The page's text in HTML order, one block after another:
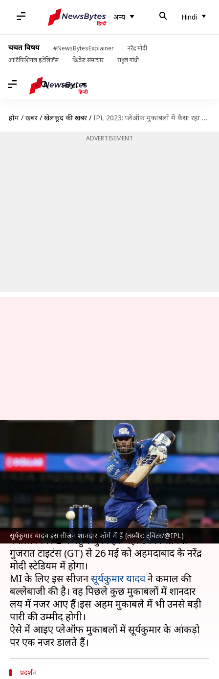
अन्य Hindi
चर्चित विषय #NewsBytesExplainer
नरेंद्र मोदी
आर्टिफिशियल इंटेलिजेंस
क्रिकेट समाचार राहुल गांधी
Hindi
होम / खबरें / खेलकूद की खबरें / IPL 2023: प्लेऑफ मुकाबलों में कैसा रहा है सूर्यकुमार यादव का प्रदर्शन? जानिए उनके आंकड़े
ADVERTISEMENT
सूर्यकुमार यादव इस सीजन शानदार फॉर्म में हैं (तस्वीर: ट्विटर/@IPL)
IPL 2023: प्लेऑफ मुकाबलों में
कैसा रहा है सूर्यकुमार यादव का
प्रदर्शन? जानिए उनके आंकड़े
May 25, 2023 03:51 pm
क्या है खबर?
इंडियन प्रीमियर लीग (IPL)2023 में मुंबई इंडियंस (MI)
क्वालीफायर-2 में पहुंच चुकी है। जहां उनका सामना
गुजरात टाइटंस (GT) से 26 मई को अहमदाबाद के नरेंद्र
मोदी स्टेडियम में होगा।
MI के लिए इस सीजनसूर्यकुमार यादवने कमाल की
बल्लेबाजी की है। वह पिछले कुछ मुकाबलों में शानदार
लय में नजर आए हैं।इस अहम मुकाबले में भी उनसे बड़ी
पारी की उम्मीद होगी।
ऐसे में आइए प्लेऑफ मुकाबलों में सूर्यकुमार के आंकड़ो
प्रदर्शन